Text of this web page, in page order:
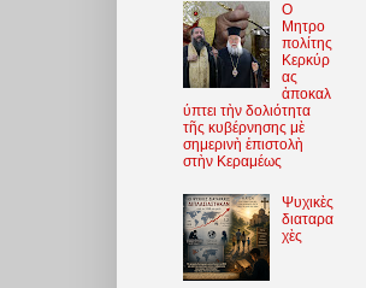
O
Μητρο
πολίτης
Κερκύρ
ας
ἀποκαλ
ύπτει τὴν δολιότητα
τῆς κυβέρνησης μὲ
σημερινὴ ἐπιστολὴ
στὴν Κεραμέως
Ψυχικὲς
διαταρα
χὲς